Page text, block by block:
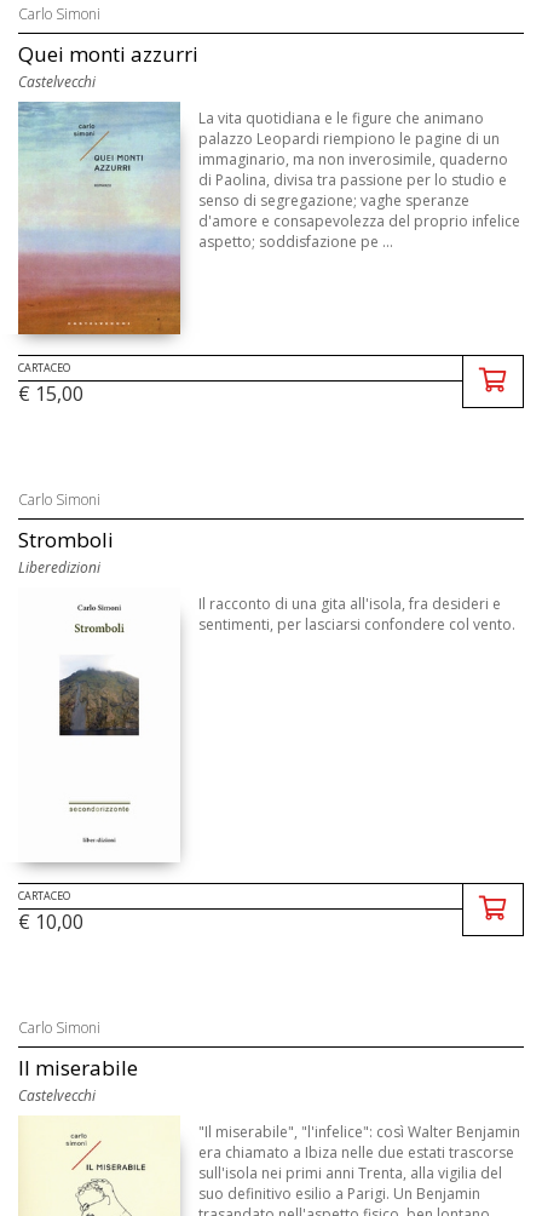
Carlo Simoni
Quei monti azzurri
Castelvecchi
La vita quotidiana e le figure che animano
palazzo Leopardi riempiono le pagine di un
immaginario, ma non inverosimile, quaderno
di Paolina, divisa tra passione per lo studio e
senso di segregazione; vaghe speranze
d'amore e consapevolezza del proprio infelice
aspetto; soddisfazione pe ...
CARTACEO
€ 15,00
Carlo Simoni
Stromboli
Liberedizioni
Il racconto di una gita all'isola, fra desideri e
sentimenti, per lasciarsi confondere col vento.
CARTACEO
€ 10,00
Carlo Simoni
Il miserabile
Castelvecchi
"Il miserabile", "l'infelice": così Walter Benjamin
era chiamato a Ibiza nelle due estati trascorse
sull'isola nei primi anni Trenta, alla vigilia del
suo definitivo esilio a Parigi. Un Benjamin